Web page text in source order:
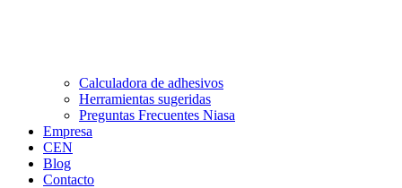
Calculadora de adhesivos
Herramientas sugeridas
Preguntas Frecuentes Niasa
Empresa
CEN
Blog
Contacto